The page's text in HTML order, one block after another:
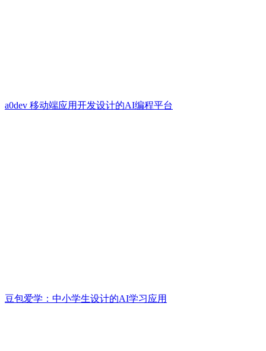
a0dev 移动端应用开发设计的AI编程平台
豆包爱学：中小学生设计的AI学习应用